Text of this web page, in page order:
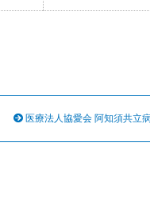
医療法人協愛会 阿知須共立